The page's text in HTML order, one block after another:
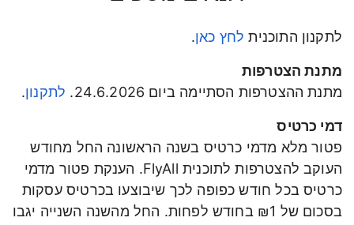
לתקנון התוכנית לחץ כאן.
מתנת הצטרפות
מתנת ההצטרפות הסתיימה ביום 24.6.2026.
לתקנון.
דמי כרטיס
פטור מלא מדמי כרטיס בשנה הראשונה החל מחודש
העוקב להצטרפות לתוכנית FlyAll. הענקת פטור מדמי
כרטיס בכל חודש כפופה לכך שיבוצעו בכרטיס עסקות
בסכום של ₪1 בחודש לפחות. החל מהשנה השנייה יגבו